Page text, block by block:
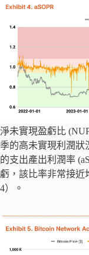
淨未實現盈虧比
季的高未實現利潤狀
的支出產出利潤率
虧，該比率非常接近
4）。